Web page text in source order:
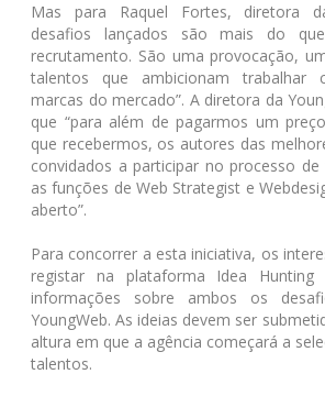
Mas para Raquel Fortes, diretora
desafios lançados são mais do
recrutamento. São uma provocação,
talentos que ambicionam trabalhar
marcas do mercado”. A diretora da
que “para além de pagarmos um
que recebermos, os autores das
convidados a participar no processo
as funções de Web Strategist e
aberto”.
Para concorrer a esta iniciativa, os
registar na plataforma Idea
informações sobre ambos os
YoungWeb. As ideias devem ser
altura em que a agência começará a
talentos.